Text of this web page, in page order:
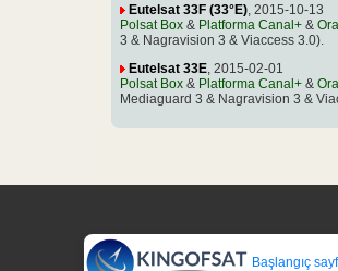
Eutelsat 33F (33°E) , 2015-10-13
Polsat Box & Platforma Canal+ &
3 & Nagravision 3 & Viaccess 3.0).
Eutelsat 33E , 2015-02-01
Polsat Box & Platforma Canal+ &
Mediaguard 3 & Nagravision 3 &
Başlangıç